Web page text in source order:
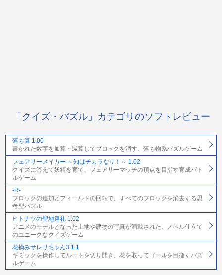
「クイズ・パズル」カテゴリのソフトレビュー
落ち算 1.00
書かれた数字を加算・減算してブロックを消す、落ち物系パズルゲーム
フェアリーメイカー ～知はチカラなり！～ 1.02
クイズに答えて妖精を育て、フェアリーマッチの頂点を目指す育成バト
ルゲーム
-R-
ブロックの追加とフィールドの回転で、すべてのブロックを消去する思
考型パズル
ヒトナツの聖地巡礼 1.02
アニメのモデルとなった土地や建物の写真が満載された、ノベル仕立て
のユニークなクイズゲーム
花摘みサレリちゃん3 1.1
ギミックを操作してルートを切り開き、花を取ってゴールを目指すパズ
ルゲーム